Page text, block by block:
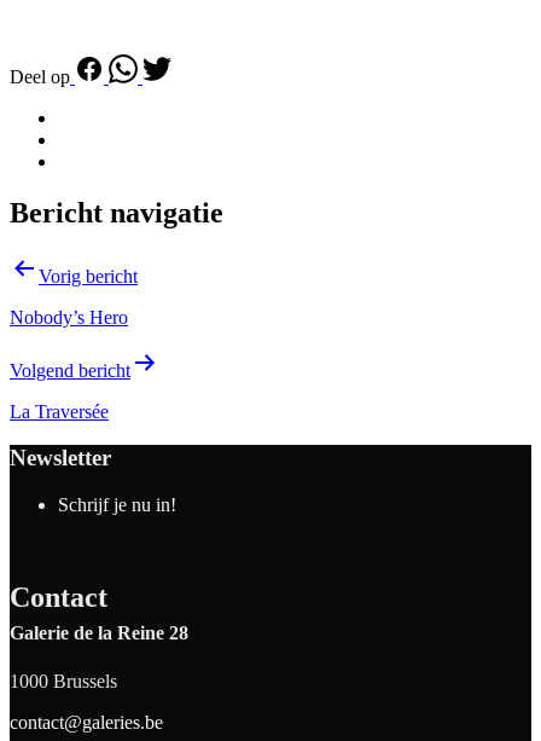
Deel op
Bericht navigatie
Vorig bericht
Nobody’s Hero
Volgend bericht
La Traversée
Newsletter
Schrijf je nu in!
Contact
Galerie de la Reine 28
1000 Brussels
contact@galeries.be